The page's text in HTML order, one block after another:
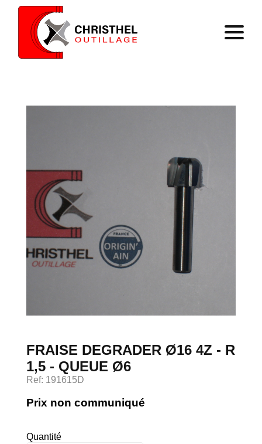
Panier
FRAISE DEGRADER Ø16 4Z - R
1,5 - QUEUE Ø6
Ref: 191615D
Prix non communiqué
Quantité